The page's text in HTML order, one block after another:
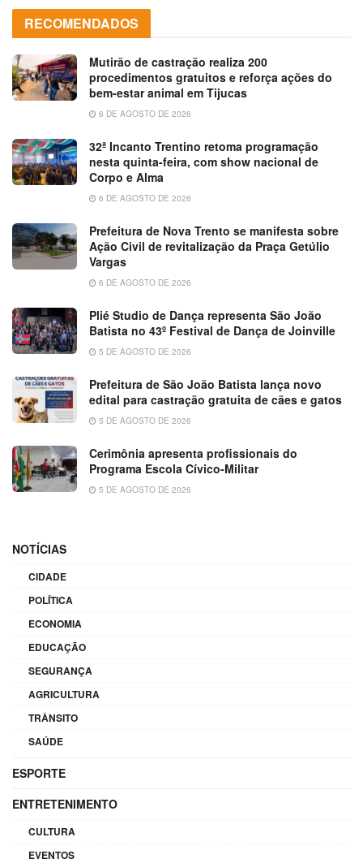
RECOMENDADOS
Mutirão de castração realiza 200
procedimentos gratuitos e reforça ações do
bem-estar animal em Tijucas
6 DE AGOSTO DE 2026
32ª Incanto Trentino retoma programação
nesta quinta-feira, com show nacional de
Corpo e Alma
6 DE AGOSTO DE 2026
Prefeitura de Nova Trento se manifesta sobre
Ação Civil de revitalização da Praça Getúlio
Vargas
6 DE AGOSTO DE 2026
Plié Studio de Dança representa São João
Batista no 43º Festival de Dança de Joinville
5 DE AGOSTO DE 2026
Prefeitura de São João Batista lança novo
edital para castração gratuita de cães e gatos
5 DE AGOSTO DE 2026
Cerimônia apresenta profissionais do
Programa Escola Cívico-Militar
5 DE AGOSTO DE 2026
NOTÍCIAS
CIDADE
POLÍTICA
ECONOMIA
EDUCAÇÃO
SEGURANÇA
AGRICULTURA
TRÂNSITO
SAÚDE
ESPORTE
ENTRETENIMENTO
CULTURA
EVENTOS